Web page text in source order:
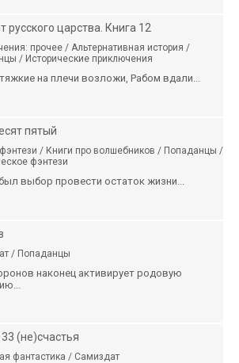
русского царства. Книга 12
прочее / Альтернативная история /
/ Исторические приключения
на плечи возложи, Рабом вдали...
пятый
/ Книги про волшебников / Попаданцы /
фэнтези
выбор провести остаток жизни...
/ Попаданцы
наконец активирует родовую
(не)счастья
фантастика / Самиздат